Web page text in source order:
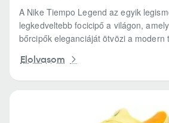
A Nike Tiempo Legend az egyik
legkedveltebb focicipő a világon,
bőrcipők eleganciáját ötvözi a modern
Elolvasom